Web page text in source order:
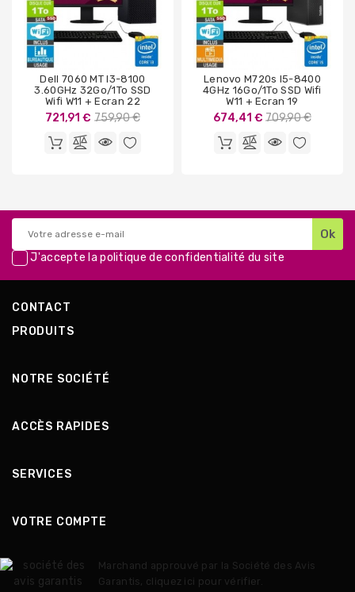
Dell 7060 MT I3-8100
3.60GHz 32Go/1To SSD
Wifi W11 + Ecran 22
721,91 € Prix
base
759,90 €
Lenovo M720s I5-8400
4GHz 16Go/1To SSD Wifi
W11 + Ecran 19
674,41 € Prix
base
709,90 €
J'accepte lapolitique de confidentialité du site
CONTACT
PRODUITS
NOTRE SOCIÉTÉ
ACCÈS RAPIDES
SERVICES
VOTRE COMPTE
Marchand approuvé par la Société des Avis
Garantis, cliquez ici pour vérifier.